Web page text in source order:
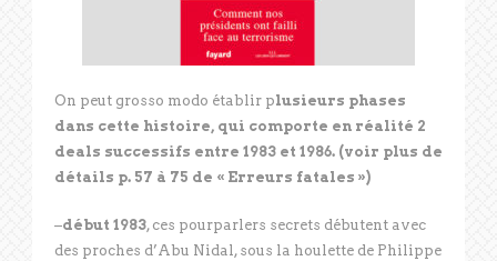
On peut grosso modo établir plusieurs phases
dans cette histoire, qui comporte en réalité 2
deals successifs entre 1983 et 1986. (voir plus de
détails p. 57 à 75 de « Erreurs fatales »)
–début 1983, ces pourparlers secrets débutent avec
des proches d’Abu Nidal, sous la houlette de Philippe